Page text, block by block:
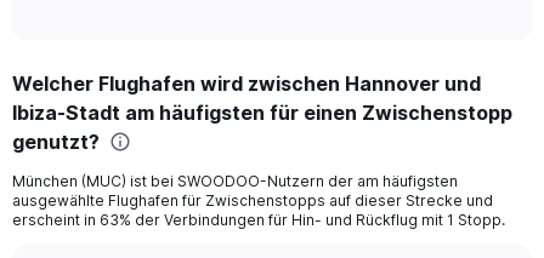
to
1.2.
Welcher Flughafen wird zwischen Hannover und
Ibiza-Stadt am häufigsten für einen Zwischenstopp
genutzt?
München (MUC) ist bei SWOODOO-Nutzern der am häufigsten
ausgewählte Flughafen für Zwischenstopps auf dieser Strecke und
erscheint in 63% der Verbindungen für Hin- und Rückflug mit 1 Stopp.